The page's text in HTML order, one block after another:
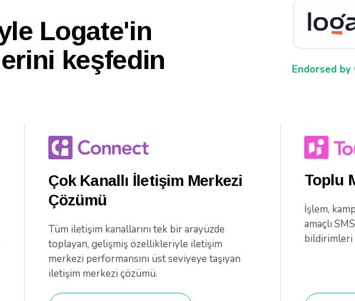
Logate'in
keşfedin
Endorsed by
Çok Kanallı İletişim Merkezi
Çözümü
Tüm iletişim kanallarını tek bir arayüzde
toplayan, gelişmiş özellikleriyle iletişim
merkezi performansını üst seviyeye taşıyan
iletişim merkezi çözümü.
Toplu
İşlem,
amaçlı
bildirimleri